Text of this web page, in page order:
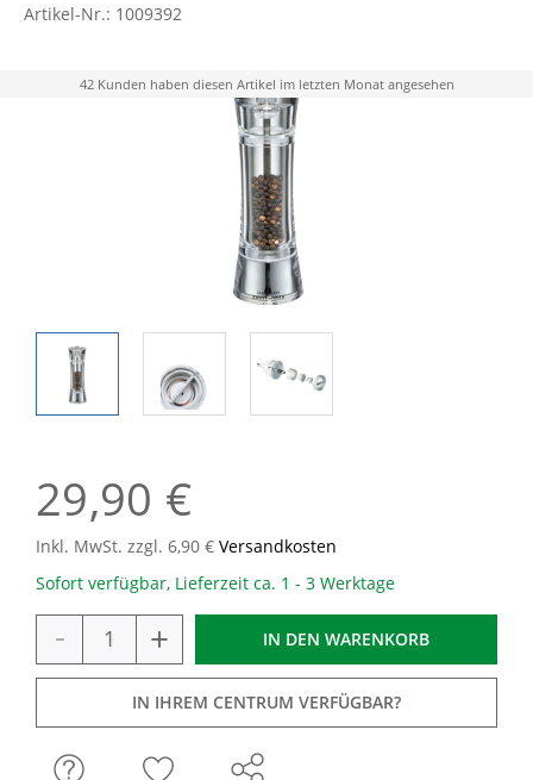
Artikel-Nr.: 1009392
42 Kunden haben diesen Artikel im letzten Monat angesehen
29,90 €
Inkl. MwSt. zzgl. 6,90 € Versandkosten
Sofort verfügbar, Lieferzeit ca. 1 - 3 Werktage
- + IN DEN WARENKORB
IN IHREM CENTRUM VERFÜGBAR?